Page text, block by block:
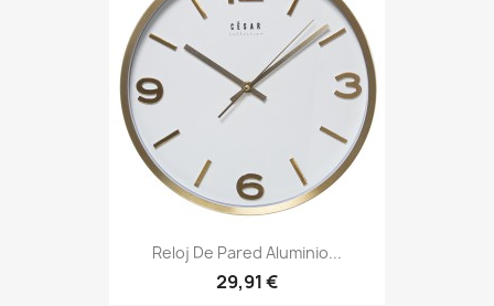
Reloj De Pared Aluminio...
29,91 €